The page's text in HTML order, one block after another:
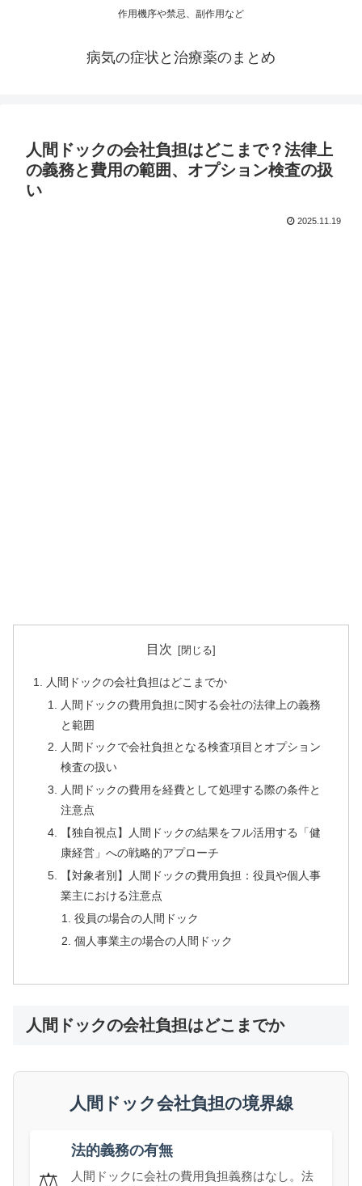
作用機序や禁忌、副作用など
病気の症状と治療薬のまとめ
人間ドックの会社負担はどこまで？法律上
の義務と費用の範囲、オプション検査の扱
い
2025.11.19
目次
人間ドックの会社負担はどこまでか
人間ドックの費用負担に関する会社の法律上の義務
と範囲
人間ドックで会社負担となる検査項目とオプション
検査の扱い
人間ドックの費用を経費として処理する際の条件と
注意点
【独自視点】人間ドックの結果をフル活用する「健
康経営」への戦略的アプローチ
【対象者別】人間ドックの費用負担：役員や個人事
業主における注意点
役員の場合の人間ドック
個人事業主の場合の人間ドック
人間ドックの会社負担はどこまでか
人間ドック会社負担の境界線
法的義務の有無
人間ドックに会社の費用負担義務はなし。法